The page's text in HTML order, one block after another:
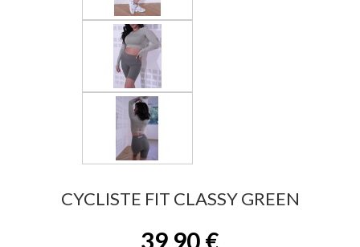
CYCLISTE FIT CLASSY GREEN
39,90 €